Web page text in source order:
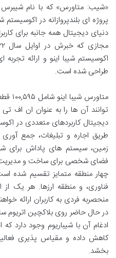
پروژه ای بلندپروازانه در
دنیای دیجیتال همه جانبه برای
اکوسیستم شیبا اینو و ارائه
طراحی شده است.
توانند آن ها را به عنوان ان اف
دیجیتال کاربردهای متعددی در
طریق اجاره و تبلیغات، جمع
زمین، سیستم های پاداش برای
فضای شخصی برای ساخت و مدیریت
چهار منطقه متمایز تقسیم شده
فناوری، و منطقه ارزها. هر یک
منحصربه فردی به کاربران ارائه
در حال حاضر روی بلاکچین اتریوم
ادغام آن با شیباریوم وجود دارد
کاهش داده و مقیاس پذیری
بخشد.